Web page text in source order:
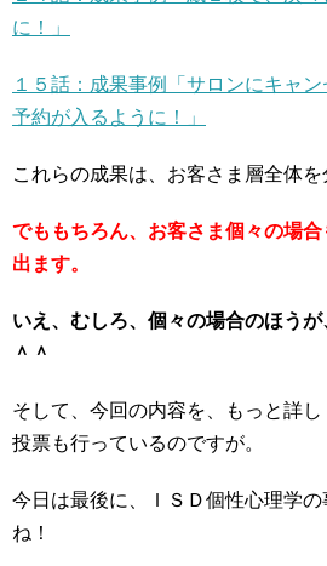
に！」
１５話：成果事例「サロンにキャ
予約が入るように！」
これらの成果は、お客さま層全体を
でももちろん、お客さま個々の場
出ます。
いえ、むしろ、個々の場合のほう
＾＾
そして、今回の内容を、もっと詳
投票も行っているのですが。
今日は最後に、ＩＳＤ個性心理学
ね！